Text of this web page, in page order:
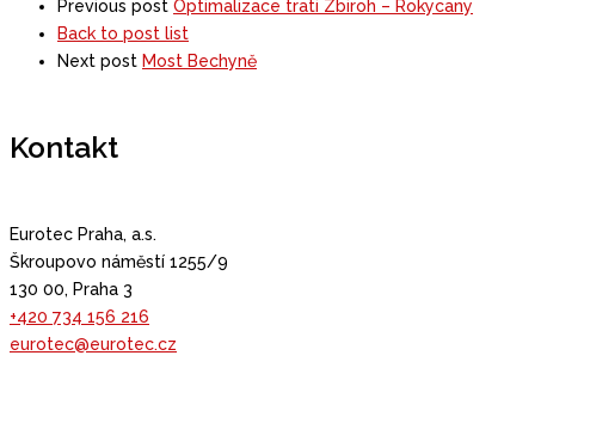
Previous post Optimalizace trati Zbiroh – Rokycany
Back to post list
Next post Most Bechyně
Kontakt
Eurotec Praha, a.s.
Škroupovo náměstí 1255/9
130 00, Praha 3
+420 734 156 216
eurotec@eurotec.cz